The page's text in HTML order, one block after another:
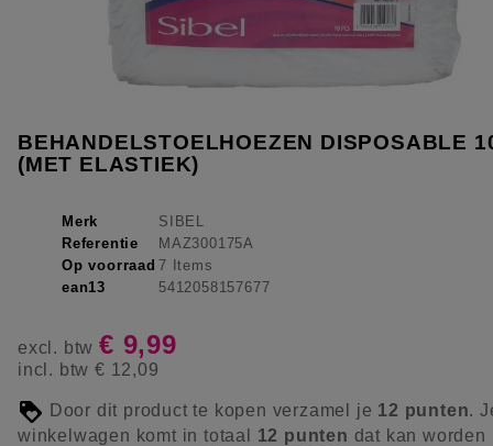
BEHANDELSTOELHOEZEN DISPOSABLE
(MET ELASTIEK)
Merk
SIBEL
Referentie
MAZ300175A
Op voorraad 7 Items
ean13
5412058157677
excl. btw € 9,99
incl. btw € 12,09
Door dit product te kopen verzamel je 12 punten.
winkelwagen komt in totaal 12 punten dat kan worden